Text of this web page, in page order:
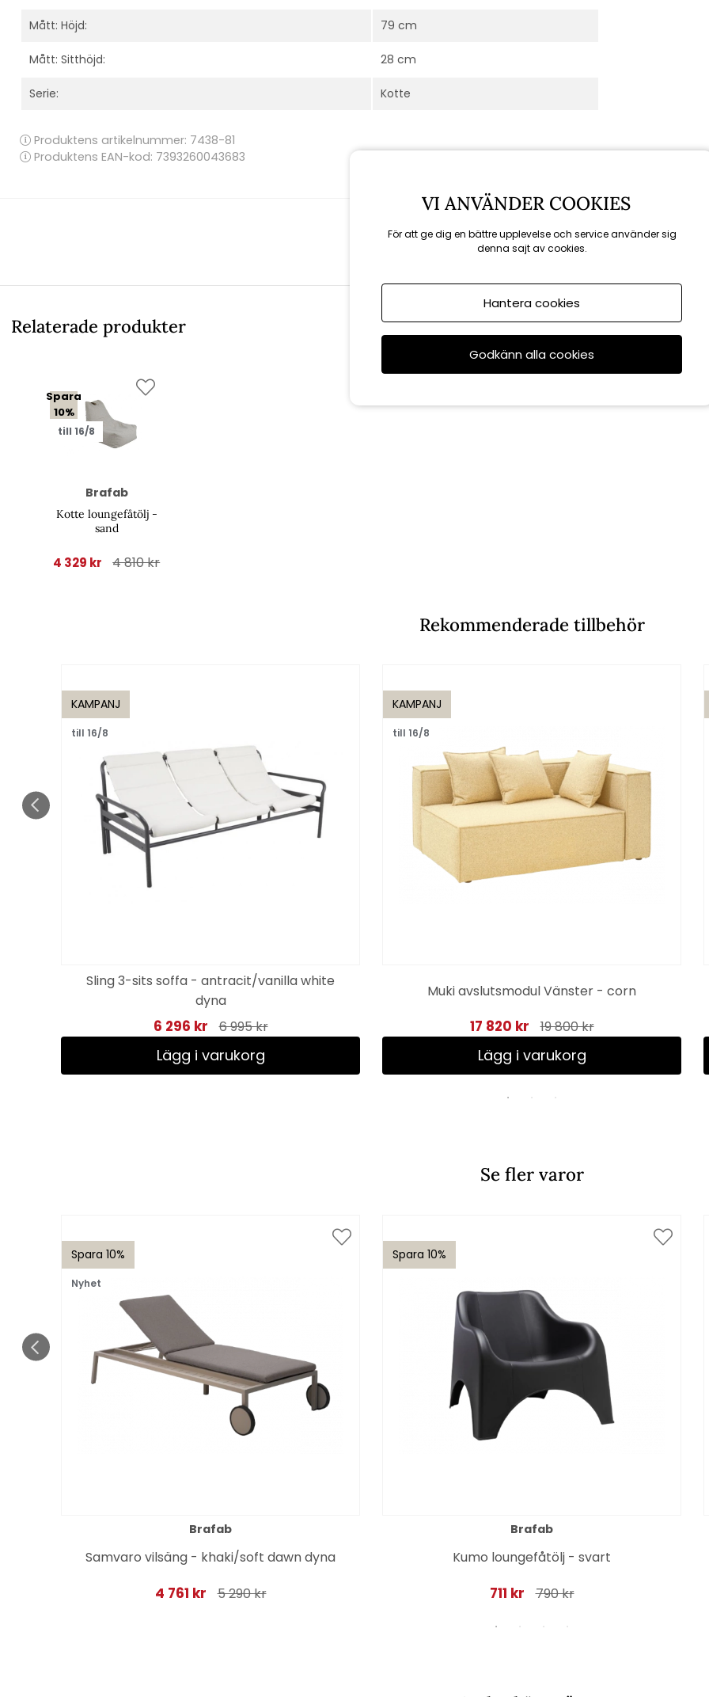
Mått: Höjd: 79 cm
Mått: Sitthöjd: 28 cm
Serie: Kotte
Produktens artikelnummer: 7438-81
Produktens EAN-kod: 7393260043683
Relaterade produkter
Spara
10%
till 16/8
Brafab
Kotte loungefåtölj -
sand
4 329 kr 4 810 kr
Rekommenderade tillbehör
KAMPANJ
till 16/8
Sling 3-sits soffa - antracit/vanilla white
dyna
6 296 kr 6 995 kr
Lägg i varukorg
KAMPANJ
till 16/8
Muki avslutsmodul Vänster - corn
17 820 kr 19 800 kr
Lägg i varukorg
Se fler varor
Spara 10%
Nyhet
Brafab
Samvaro vilsäng - khaki/soft dawn dyna
4 761 kr 5 290 kr
Spara 10%
Brafab
Kumo loungefåtölj - svart
711 kr 790 kr
VI ANVÄNDER COOKIES
För att ge dig en bättre upplevelse och service använder sig
denna sajt av cookies.
Hantera cookies
Godkänn alla cookies